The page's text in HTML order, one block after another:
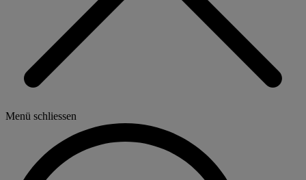
Menü schliessen